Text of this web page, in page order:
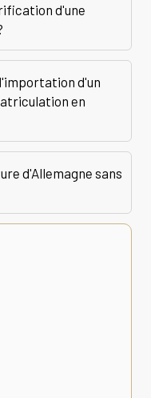
d'une
d'un
en
d'Allemagne sans